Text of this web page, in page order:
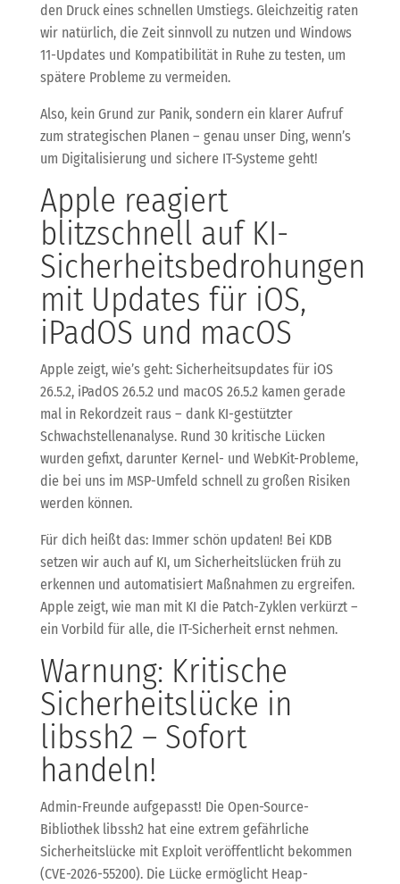
den Druck eines schnellen Umstiegs. Gleichzeitig raten
wir natürlich, die Zeit sinnvoll zu nutzen und Windows
11-Updates und Kompatibilität in Ruhe zu testen, um
spätere Probleme zu vermeiden.
Also, kein Grund zur Panik, sondern ein klarer Aufruf
zum strategischen Planen – genau unser Ding, wenn’s
um Digitalisierung und sichere IT-Systeme geht!
Apple reagiert
blitzschnell auf KI-
Sicherheitsbedrohungen
mit Updates für iOS,
iPadOS und macOS
Apple zeigt, wie’s geht: Sicherheitsupdates für iOS
26.5.2, iPadOS 26.5.2 und macOS 26.5.2 kamen gerade
mal in Rekordzeit raus – dank KI-gestützter
Schwachstellenanalyse. Rund 30 kritische Lücken
wurden gefixt, darunter Kernel- und WebKit-Probleme,
die bei uns im MSP-Umfeld schnell zu großen Risiken
werden können.
Für dich heißt das: Immer schön updaten! Bei KDB
setzen wir auch auf KI, um Sicherheitslücken früh zu
erkennen und automatisiert Maßnahmen zu ergreifen.
Apple zeigt, wie man mit KI die Patch-Zyklen verkürzt –
ein Vorbild für alle, die IT-Sicherheit ernst nehmen.
Warnung: Kritische
Sicherheitslücke in
libssh2 – Sofort
handeln!
Admin-Freunde aufgepasst! Die Open-Source-
Bibliothek libssh2 hat eine extrem gefährliche
Sicherheitslücke mit Exploit veröffentlicht bekommen
(CVE-2026-55200). Die Lücke ermöglicht Heap-